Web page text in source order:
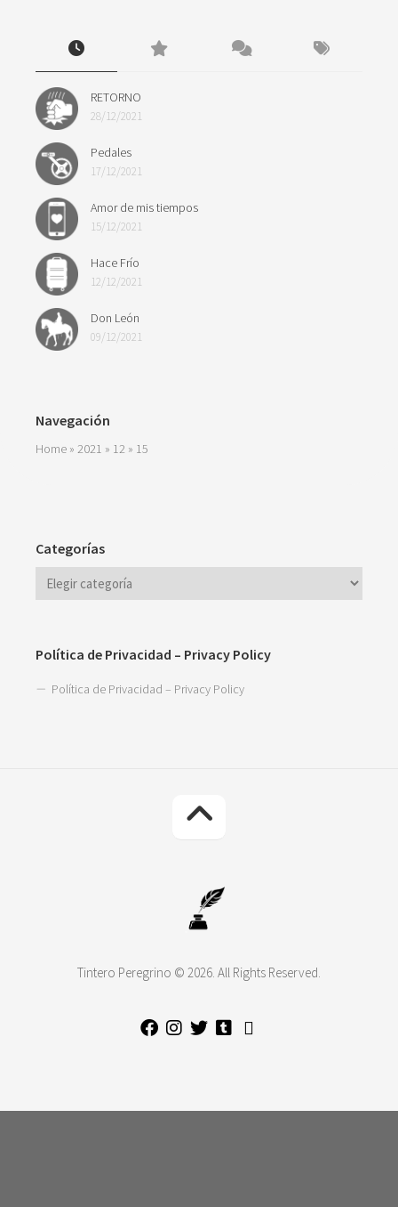
RETORNO
28/12/2021
Pedales
17/12/2021
Amor de mis tiempos
15/12/2021
Hace Frío
12/12/2021
Don León
09/12/2021
Navegación
Home » 2021 » 12 » 15
Categorías
Política de Privacidad – Privacy Policy
Política de Privacidad – Privacy Policy
Tintero Peregrino © 2026. All Rights Reserved.